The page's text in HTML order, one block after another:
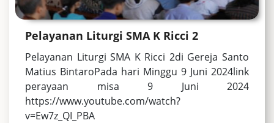
Pelayanan Liturgi SMA K Ricci 2
Pelayanan Liturgi SMA K Ricci 2di Gereja Santo
Matius BintaroPada hari Minggu 9 Juni 2024link
perayaan misa 9 Juni 2024
https://www.youtube.com/watch?
v=Ew7z_QI_PBA